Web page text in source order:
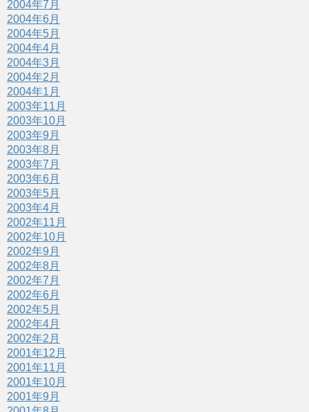
2004年7月
2004年6月
2004年5月
2004年4月
2004年3月
2004年2月
2004年1月
2003年11月
2003年10月
2003年9月
2003年8月
2003年7月
2003年6月
2003年5月
2003年4月
2002年11月
2002年10月
2002年9月
2002年8月
2002年7月
2002年6月
2002年5月
2002年4月
2002年2月
2001年12月
2001年11月
2001年10月
2001年9月